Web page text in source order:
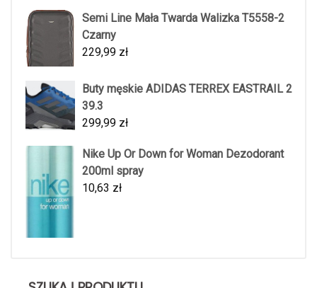
Semi Line Mała Twarda Walizka T5558-2
Czarny
229,99 zł
Buty męskie ADIDAS TERREX EASTRAIL 2
39.3
299,99 zł
Nike Up Or Down for Woman Dezodorant
200ml spray
10,63 zł